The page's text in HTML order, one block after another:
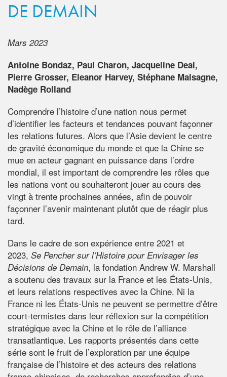
DE DEMAIN
Mars 2023
Antoine Bondaz, Paul Charon, Jacqueline Deal,
Pierre Grosser, Eleanor Harvey, Stéphane Malsagne,
Nadège Rolland
Comprendre l’histoire d’une nation nous permet
d’identifier les facteurs et tendances pouvant façonner
les relations futures. Alors que l’Asie devient le centre
de gravité économique du monde et que la Chine se
mue en acteur gagnant en puissance dans l’ordre
mondial, il est important de comprendre les rôles que
les nations vont ou souhaiteront jouer au cours des
vingt à trente prochaines années, afin de pouvoir
façonner l’avenir maintenant plutôt que de réagir plus
tard.
Dans le cadre de son expérience entre 2021 et
2023, Se Pencher sur l’Histoire pour Envisager les
Décisions de Demain, la fondation Andrew W. Marshall
a soutenu des travaux sur la France et les États-Unis,
et leurs relations respectives avec la Chine. Ni la
France ni les États-Unis ne peuvent se permettre d’être
court-termistes dans leur réflexion sur la compétition
stratégique avec la Chine et le rôle de l’alliance
transatlantique. Les rapports présentés dans cette
série sont le fruit de l’exploration par une équipe
française de l’histoire et des acteurs des relations